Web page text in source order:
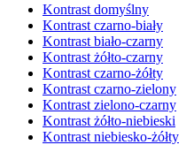
Kontrast domyślny
Kontrast czarno-biały
Kontrast biało-czarny
Kontrast żółto-czarny
Kontrast czarno-żółty
Kontrast czarno-zielony
Kontrast zielono-czarny
Kontrast żółto-niebieski
Kontrast niebiesko-żółty